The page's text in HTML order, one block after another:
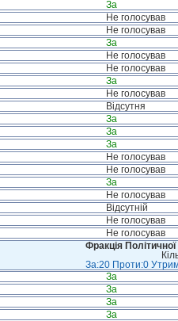
За
Не голосував
Не голосував
За
Не голосував
Не голосував
За
Не голосував
Відсутня
За
За
За
Не голосував
Не голосував
За
Не голосував
Відсутній
Не голосував
Не голосував
Фракція
За:20 Проти:0
За
За
За
За